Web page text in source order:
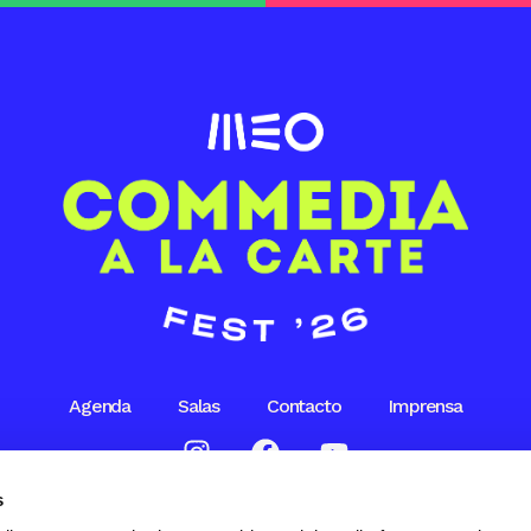
Agenda Salas Contacto Imprensa